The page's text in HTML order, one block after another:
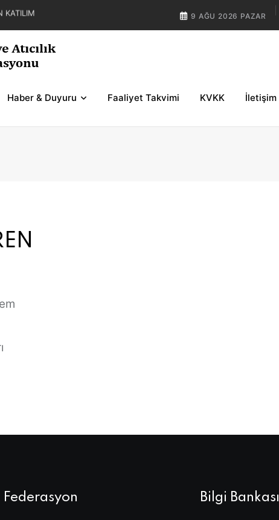
KATILIM
9 AĞU 2026 PAZAR
Haber & Duyuru Faaliyet Takvimi KVKK İletişim
Federasyon Bilgi Bankası